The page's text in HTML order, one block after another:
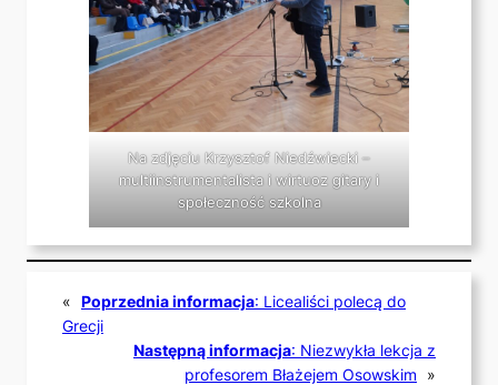
Na zdjęciu Krzysztof Niedźwiecki –
multiinstrumentalista i wirtuoz gitary i
społeczność szkolna
« Poprzednia informacja: Licealiści polecą do
Grecji
Następną informacja: Niezwykła lekcja z
profesorem Błażejem Osowskim »